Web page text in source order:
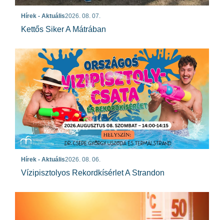
Hírek - Aktuális2026. 08. 07.
Kettős Siker A Mátrában
Hírek - Aktuális2026. 08. 06.
Vízipisztolyos Rekordkísérlet A Strandon